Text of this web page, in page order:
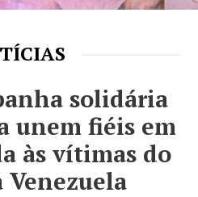
solidária
unem fiéis em
às vítimas do